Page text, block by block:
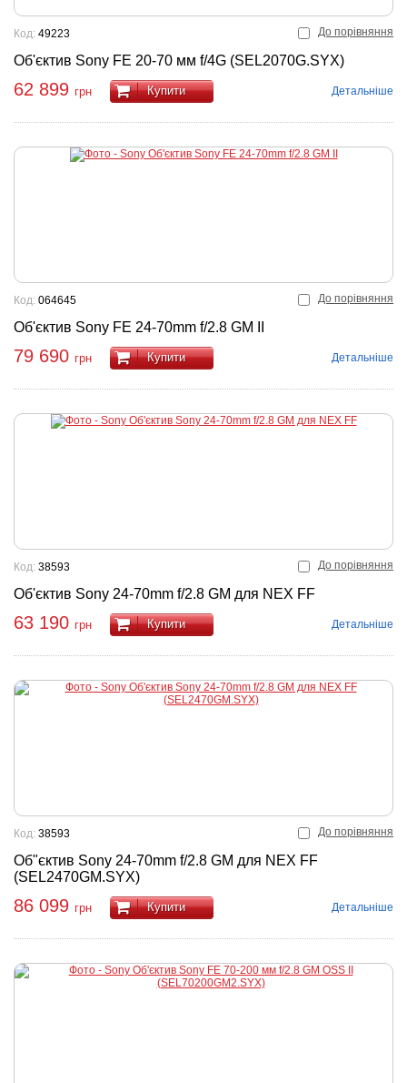
До порівняння
Об'єктив Sony FE 20-70 мм f/4G (SEL2070G.SYX)
Код: 49223
62 899 грн Купити Детальніше
До порівняння
Об'єктив Sony FE 24-70mm f/2.8 GM II
Код: 064645
79 690 грн Купити Детальніше
До порівняння
Об'єктив Sony 24-70mm f/2.8 GM для NEX FF
Код: 38593
63 190 грн Купити Детальніше
До порівняння
Об"єктив Sony 24-70mm f/2.8 GM для NEX FF
(SEL2470GM.SYX)
Код: 38593
86 099 грн Купити Детальніше